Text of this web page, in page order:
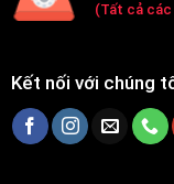
(Tất cả
Kết nối với chúng